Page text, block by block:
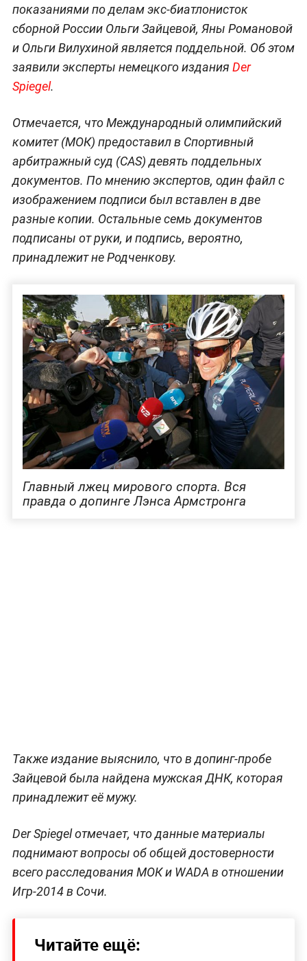
показаниями по делам экс-биатлонисток
сборной России Ольги Зайцевой, Яны Романовой
и Ольги Вилухиной является поддельной. Об этом
заявили эксперты немецкого издания Der
Spiegel.
Отмечается, что Международный олимпийский
комитет (МОК) предоставил в Спортивный
арбитражный суд (CAS) девять поддельных
документов. По мнению экспертов, один файл с
изображением подписи был вставлен в две
разные копии. Остальные семь документов
подписаны от руки, и подпись, вероятно,
принадлежит не Родченкову.
Главный лжец мирового спорта. Вся
правда о допинге Лэнса Армстронга
Также издание выяснило, что в допинг-пробе
Зайцевой была найдена мужская ДНК, которая
принадлежит её мужу.
Der Spiegel отмечает, что данные материалы
поднимают вопросы об общей достоверности
всего расследования МОК и WADA в отношении
Игр-2014 в Сочи.
Читайте ещё: